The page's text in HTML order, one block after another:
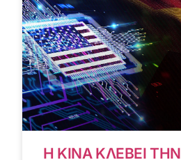
Η ΚΙΝΑ ΚΛΕΒΕΙ ΤΗΝ